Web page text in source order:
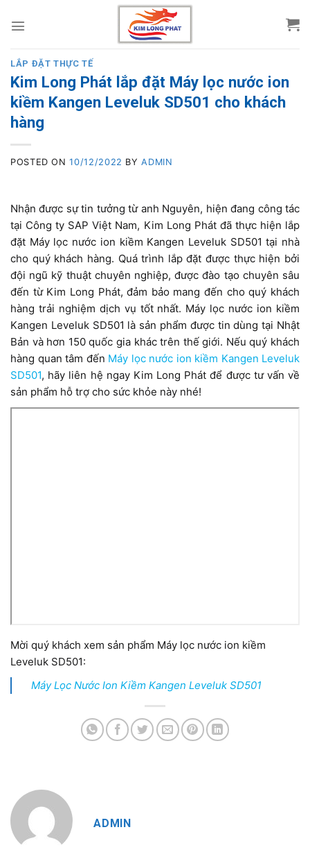
LẮP ĐẶT THỰC TẾ
Kim Long Phát lắp đặt Máy lọc nước ion
kiềm Kangen Leveluk SD501 cho khách
hàng
POSTED ON10/12/2022 BYADMIN
Nhận được sự tin tưởng từ anh Nguyên, hiện đang công tác
tại Công ty SAP Việt Nam, Kim Long Phát đã thực hiện lắp
đặt Máy lọc nước ion kiềm Kangen Leveluk SD501 tại nhà
cho quý khách hàng. Quá trình lắp đặt được thực hiện bởi
đội ngũ kỹ thuật chuyên nghiệp, được đào tạo chuyên sâu
đến từ Kim Long Phát, đảm bảo mang đến cho quý khách
hàng trải nghiệm dịch vụ tốt nhất. Máy lọc nước ion kiềm
Kangen Leveluk SD501 là sản phẩm được tin dùng tại Nhật
Bản và hơn 150 quốc gia khác trên thế giới. Nếu quý khách
hàng quan tâm đến Máy lọc nước ion kiềm Kangen Leveluk
SD501, hãy liên hệ ngay Kim Long Phát để được tư vấn về
sản phẩm hỗ trợ cho sức khỏe này nhé!
Mời quý khách xem sản phẩm Máy lọc nước ion kiềm
Leveluk SD501:
Máy Lọc Nước Ion Kiềm Kangen Leveluk SD501
ADMIN